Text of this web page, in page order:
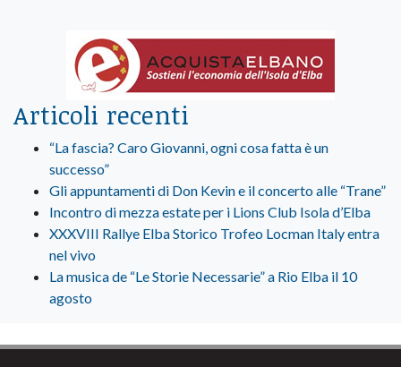
Articoli recenti
“La fascia? Caro Giovanni, ogni cosa fatta è un
successo”
Gli appuntamenti di Don Kevin e il concerto alle “Trane”
Incontro di mezza estate per i Lions Club Isola d’Elba
XXXVIII Rallye Elba Storico Trofeo Locman Italy entra
nel vivo
La musica de “Le Storie Necessarie” a Rio Elba il 10
agosto